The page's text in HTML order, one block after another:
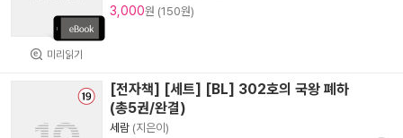
미리읽기
3,000원 (150원)
[전자책] [세트] [BL] 302호의 국왕 폐하
(총5권/완결)
세람 (지은이)